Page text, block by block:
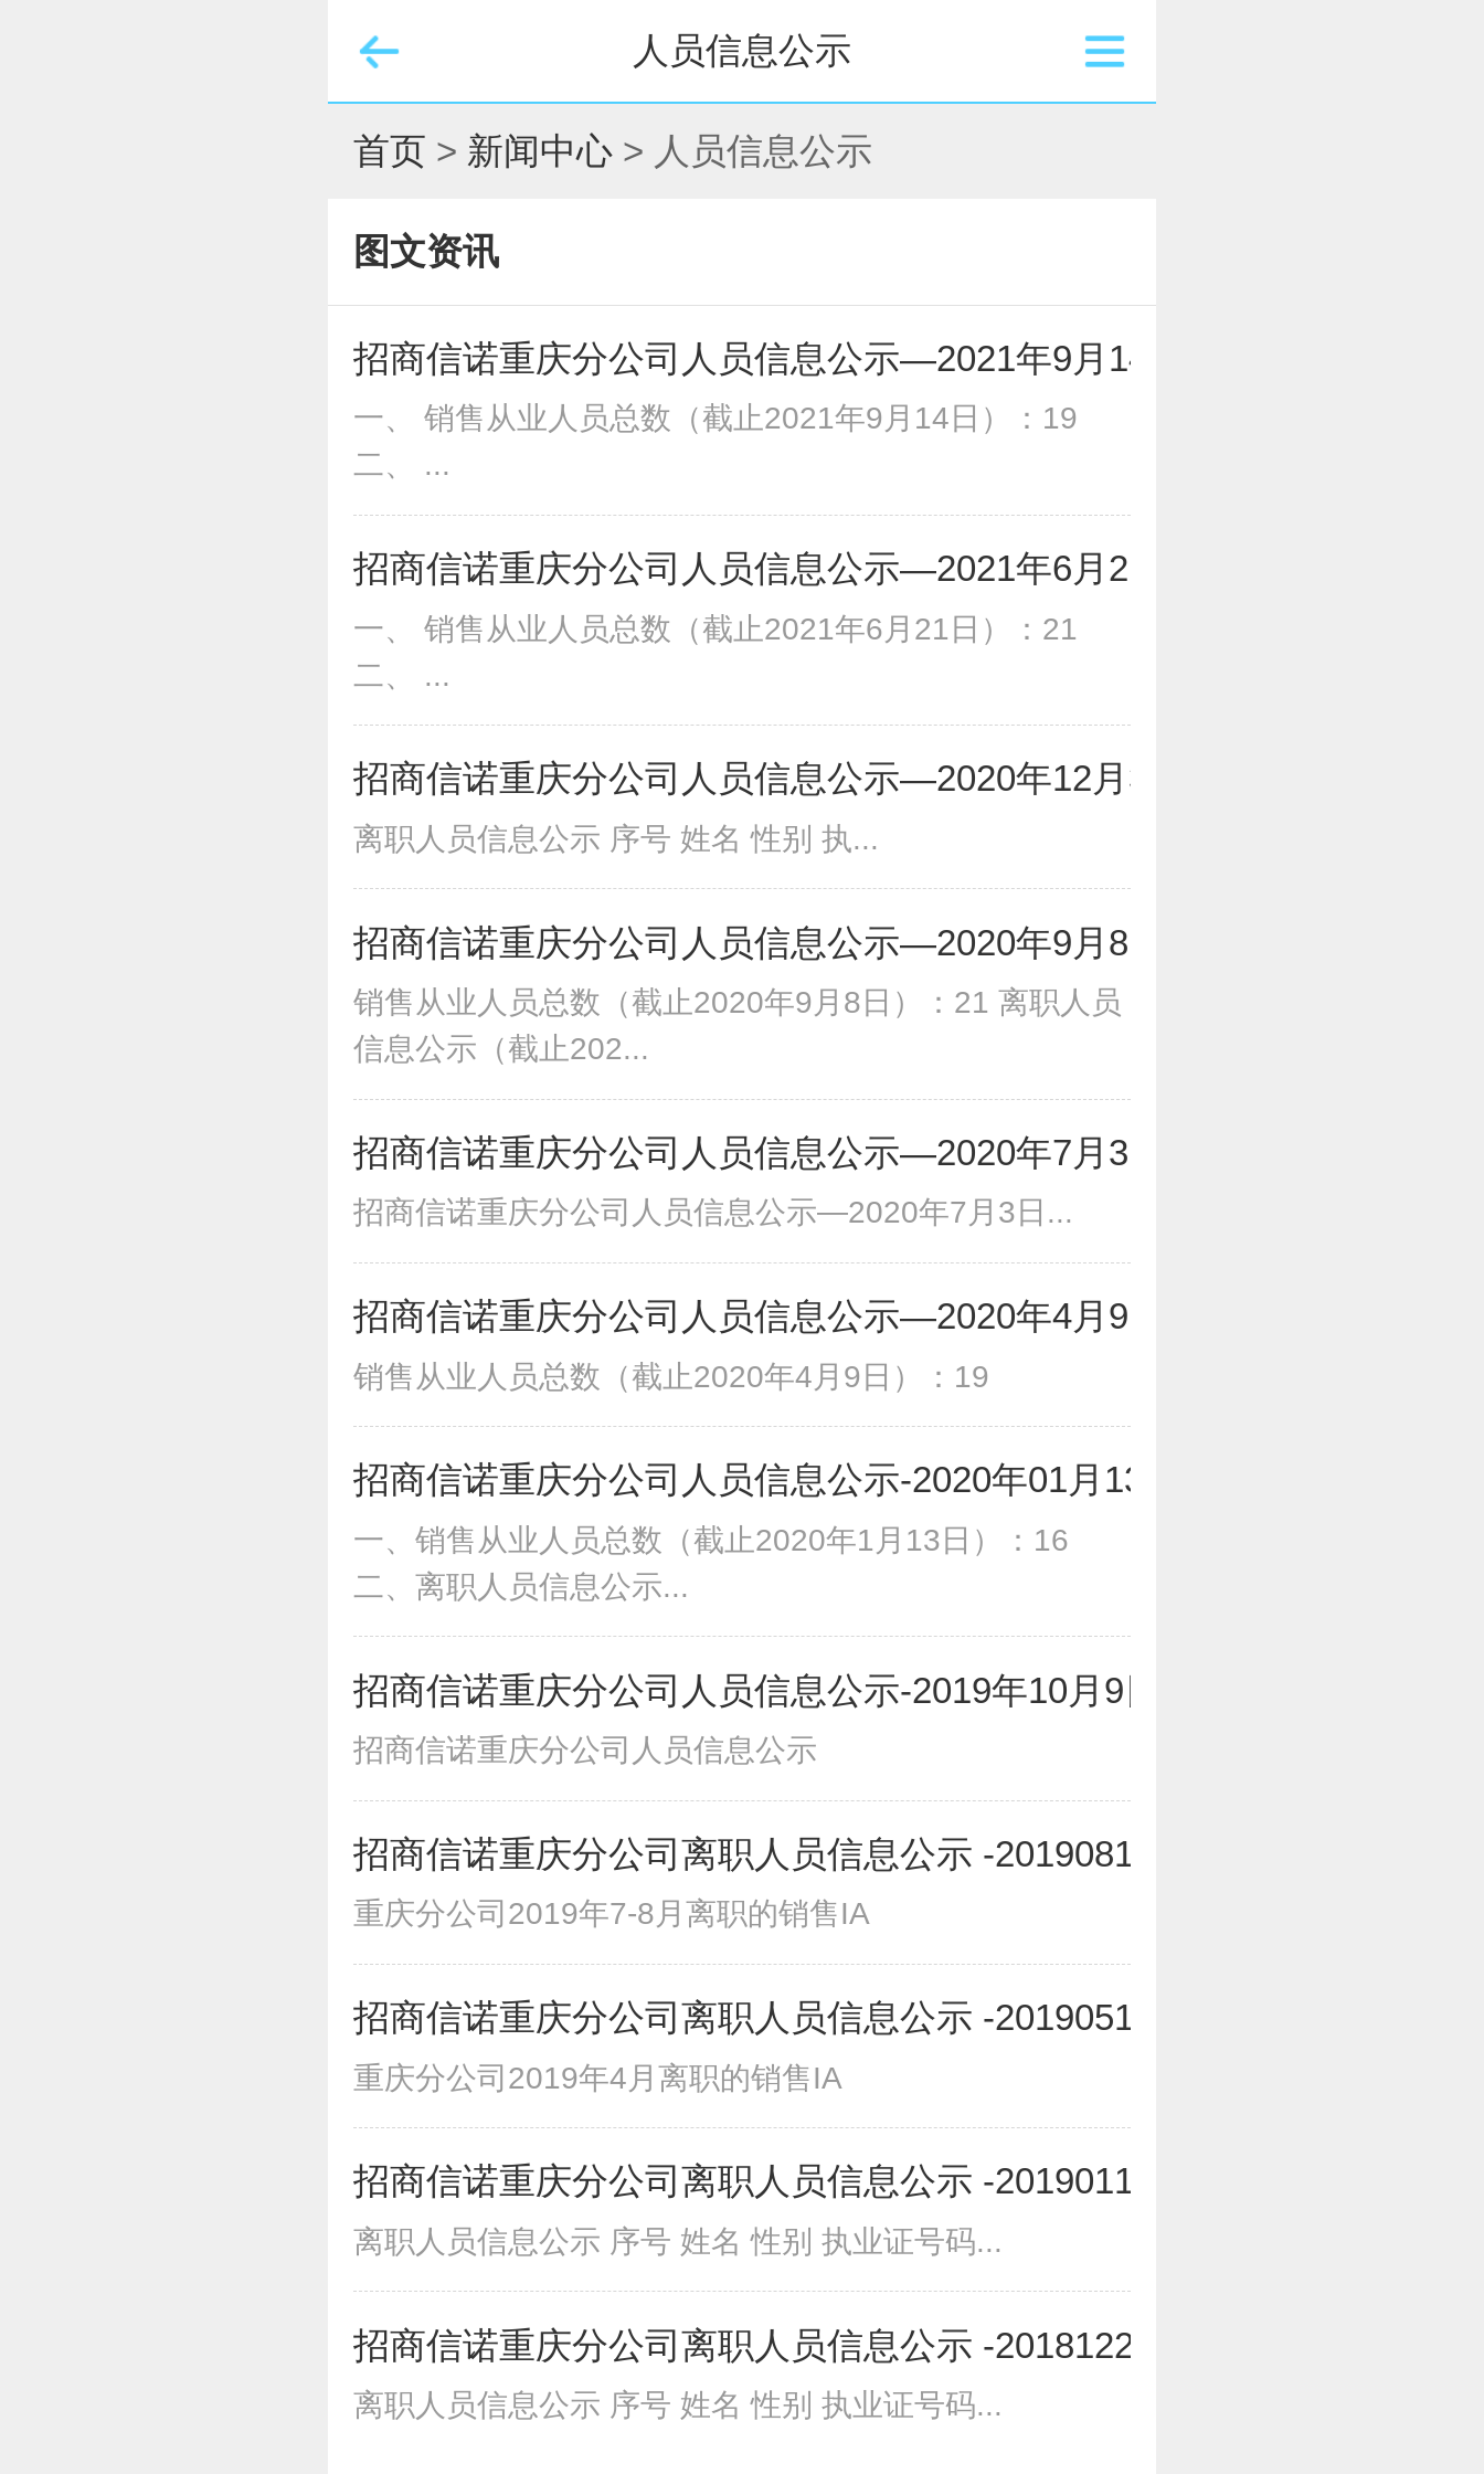
人员信息公示
首页 > 新闻中心 > 人员信息公示
图文资讯
招商信诺重庆分公司人员信息公示—2021年9月14日
一、 销售从业人员总数（截止2021年9月14日）：19
二、 ...
招商信诺重庆分公司人员信息公示—2021年6月21日
一、 销售从业人员总数（截止2021年6月21日）：21
二、 ...
招商信诺重庆分公司人员信息公示—2020年12月30日
离职人员信息公示 序号 姓名 性别 执...
招商信诺重庆分公司人员信息公示—2020年9月8日
销售从业人员总数（截止2020年9月8日）：21 离职人员
信息公示（截止202...
招商信诺重庆分公司人员信息公示—2020年7月3日
招商信诺重庆分公司人员信息公示—2020年7月3日...
招商信诺重庆分公司人员信息公示—2020年4月9日
销售从业人员总数（截止2020年4月9日）：19
招商信诺重庆分公司人员信息公示-2020年01月13日
一、销售从业人员总数（截止2020年1月13日）：16
二、离职人员信息公示...
招商信诺重庆分公司人员信息公示-2019年10月9日
招商信诺重庆分公司人员信息公示
招商信诺重庆分公司离职人员信息公示 -20190812
重庆分公司2019年7-8月离职的销售IA
招商信诺重庆分公司离职人员信息公示 -20190515
重庆分公司2019年4月离职的销售IA
招商信诺重庆分公司离职人员信息公示 -20190115
离职人员信息公示 序号 姓名 性别 执业证号码...
招商信诺重庆分公司离职人员信息公示 -2018122601
离职人员信息公示 序号 姓名 性别 执业证号码...